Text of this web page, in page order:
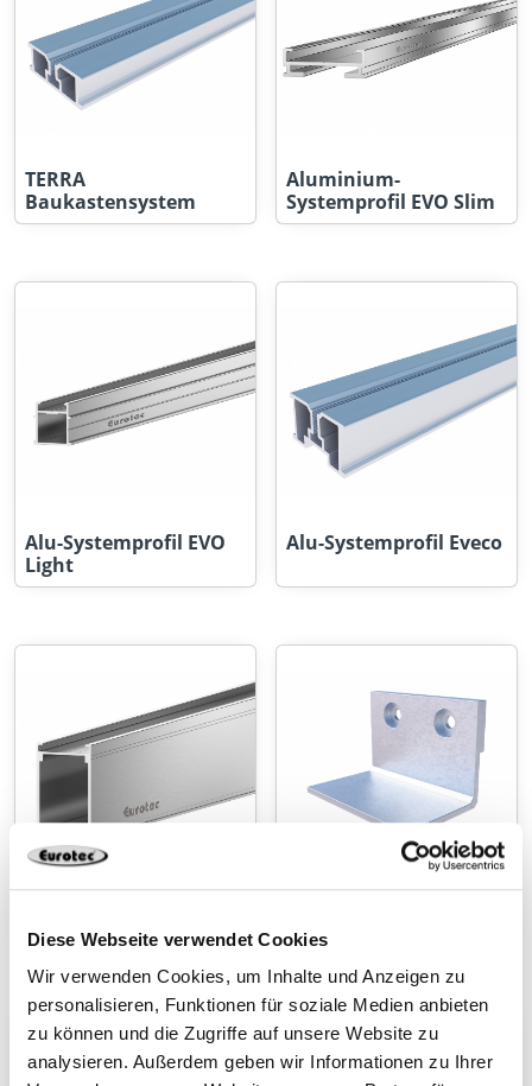
Diese Webseite verwendet Cookies
Wir verwenden Cookies, um Inhalte und Anzeigen zu
personalisieren, Funktionen für soziale Medien anbieten
zu können und die Zugriffe auf unsere Website zu
analysieren. Außerdem geben wir Informationen zu Ihrer
TERRA
Baukastensystem
Aluminium-
Systemprofil EVO Slim
Alu-Systemprofil EVO
Light
Alu-Systemprofil Eveco
HKP